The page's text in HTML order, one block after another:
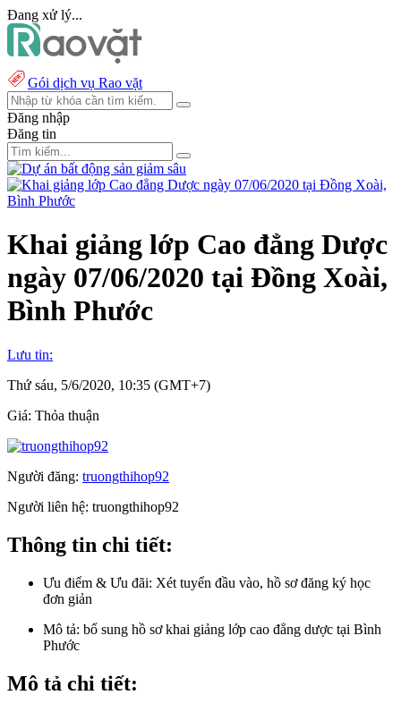
Đang xử lý...
Gói dịch vụ Rao vặt
Đăng nhập
Đăng tin
Khai giảng lớp Cao đẳng Dược
ngày 07/06/2020 tại Đồng Xoài,
Bình Phước
Lưu tin:
Thứ sáu, 5/6/2020, 10:35 (GMT+7)
Giá: Thỏa thuận
Người đăng: truongthihop92
Người liên hệ: truongthihop92
Thông tin chi tiết:
Ưu điểm & Ưu đãi: Xét tuyển đầu vào, hồ sơ đăng ký học
đơn giản
Mô tả: bổ sung hồ sơ khai giảng lớp cao đẳng dược tại Bình
Phước
Mô tả chi tiết: